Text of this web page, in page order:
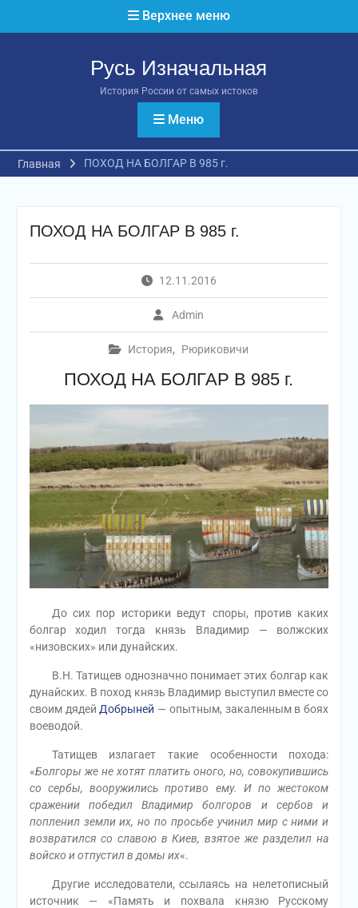
Верхнее меню
Русь Изначальная
История России от самых истоков
Меню
Главная ПОХОД НА БОЛГАР В 985 г.
ПОХОД НА БОЛГАР В 985 г.
12.11.2016
Admin
История, Рюриковичи
ПОХОД НА БОЛГАР В 985 г.
До сих пор историки ведут споры, против каких
болгар ходил тогда князь Владимир — волжских
«низовских» или дунайских.
В.Н. Татищев однозначно понимает этих болгар как
дунайских. В поход князь Владимир выступил вместе со
своим дядей Добрыней — опытным, закаленным в боях
воеводой.
Татищев излагает такие особенности похода:
«Болгоры же не хотят платить оного, но, совокупившись
со сербы, вооружились противо ему. И по жестоком
сражении победил Владимир болгоров и сербов и
попленил земли их, но по просьбе учинил мир с ними и
возвратился со славою в Киев, взятое же разделил на
войско и отпустил в домы их«.
Другие исследователи, ссылаясь на нелетописный
источник — «Память и похвала князю Русскому